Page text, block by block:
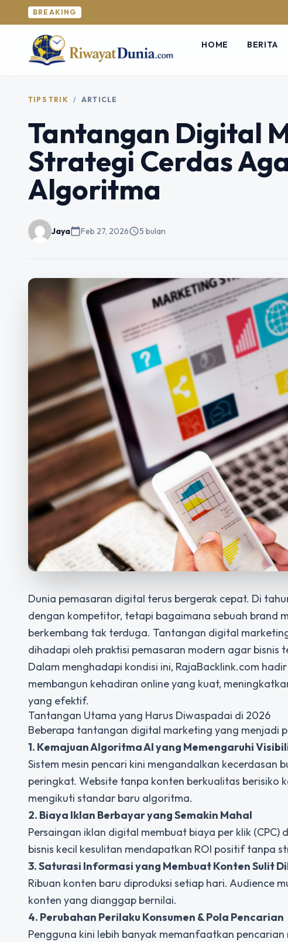
BREAKING
HOME BERITA
TIPS TRIK / ARTICLE
Tantangan Digital
Strategi Cerdas
Algoritma
Jayacalendar_todayFeb 27, 2026schedule5 bulan
Dunia pemasaran digital terus bergerak cepat. Di
dengan kompetitor, tetapi bagaimana sebuah brand
berkembang tak terduga. Tantangan digital
dihadapi oleh praktisi pemasaran modern agar bisnis
Dalam menghadapi kondisi ini, RajaBacklink.com
membangun kehadiran online yang kuat,
yang efektif.
Tantangan Utama yang Harus Diwaspadai di 2026
Beberapa tantangan digital marketing yang menjadi
1. Kemajuan Algoritma AI yang Memengaruhi
Sistem mesin pencari kini mengandalkan
peringkat. Website tanpa konten berkualitas
mengikuti standar baru algoritma.
2. Biaya Iklan Berbayar yang Semakin Mahal
Persaingan iklan digital membuat biaya per klik
bisnis kecil kesulitan mendapatkan ROI positif tanpa
3. Saturasi Informasi yang Membuat Konten Sulit
Ribuan konten baru diproduksi setiap hari. Audience
konten yang dianggap bernilai.
4. Perubahan Perilaku Konsumen & Pola Pencarian
Pengguna kini lebih banyak memanfaatkan